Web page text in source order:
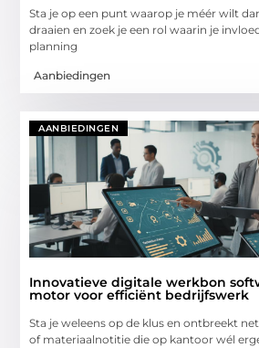
Sta je op een punt waarop je méér wilt
draaien en zoek je een rol waarin je
planning
Aanbiedingen
AANBIEDINGEN
Innovatieve digitale werkbon
motor voor efficiënt bedrijfswerk
Sta je weleens op de klus en ontbreekt
of materiaalnotitie die op kantoor wél